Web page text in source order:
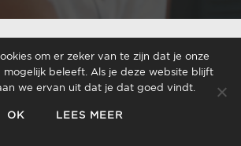
BV | BTW: 8089.10.851.B01 | KVK:
om er zeker van te zijn dat je onze
mogelijk beleeft. Als je deze website blijft
we ervan uit dat je dat goed vindt.
OK LEES MEER